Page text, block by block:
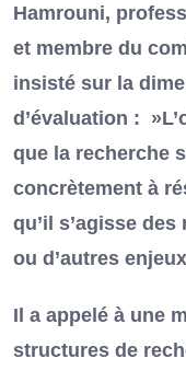
Hamrouni,
et membre du
insisté sur la
d’évaluation :
que la recherche
concrètement à
qu’il s’agisse
ou d’autres
Il a appelé à une
structures de